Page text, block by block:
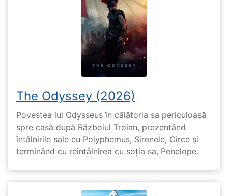
The Odyssey (2026)
Povestea lui Odysseus în călătoria sa periculoasă
spre casă după Războiul Troian, prezentând
întâlnirile sale cu Polyphemus, Sirenele, Circe și
terminând cu reîntâlnirea cu soția sa, Penelope.